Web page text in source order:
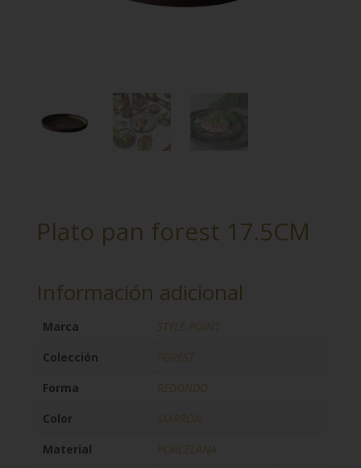
Plato pan forest 17.5CM
Información adicional
Marca
STYLE POINT
Colección
FOREST
Forma
REDONDO
Color
MARRÓN
Material
PORCELANA